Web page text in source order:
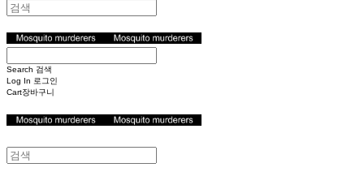
Search 검색
Log In 로그인
Cart장바구니